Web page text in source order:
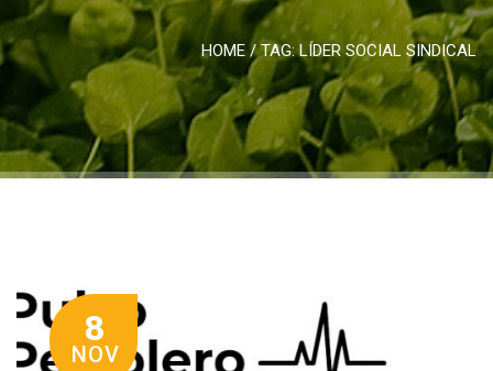
HOME / TAG:LÍDER SOCIAL SINDICAL
8
NOV